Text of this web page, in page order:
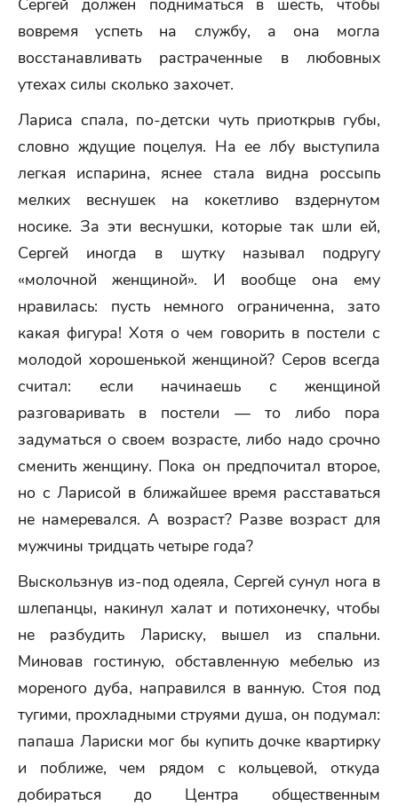
Сергей должен подниматься в шесть, чтобы
вовремя успеть на службу, а она могла
восстанавливать растраченные в любовных
утехах силы сколько захочет.
Лариса спала, по-детски чуть приоткрыв губы,
словно ждущие поцелуя. На ее лбу выступила
легкая испарина, яснее стала видна россыпь
мелких веснушек на кокетливо вздернутом
носике. За эти веснушки, которые так шли ей,
Сергей иногда в шутку называл подругу
«молочной женщиной». И вообще она ему
нравилась: пусть немного ограниченна, зато
какая фигура! Хотя о чем говорить в постели с
молодой хорошенькой женщиной? Серов всегда
считал: если начинаешь с женщиной
разговаривать в постели — то либо пора
задуматься о своем возрасте, либо надо срочно
сменить женщину. Пока он предпочитал второе,
но с Ларисой в ближайшее время расставаться
не намеревался. А возраст? Разве возраст для
мужчины тридцать четыре года?
Выскользнув из-под одеяла, Сергей сунул нога в
шлепанцы, накинул халат и потихонечку, чтобы
не разбудить Лариску, вышел из спальни.
Миновав гостиную, обставленную мебелью из
мореного дуба, направился в ванную. Стоя под
тугими, прохладными струями душа, он подумал:
папаша Лариски мог бы купить дочке квартирку
и поближе, чем рядом с кольцевой, откуда
добираться до Центра общественным